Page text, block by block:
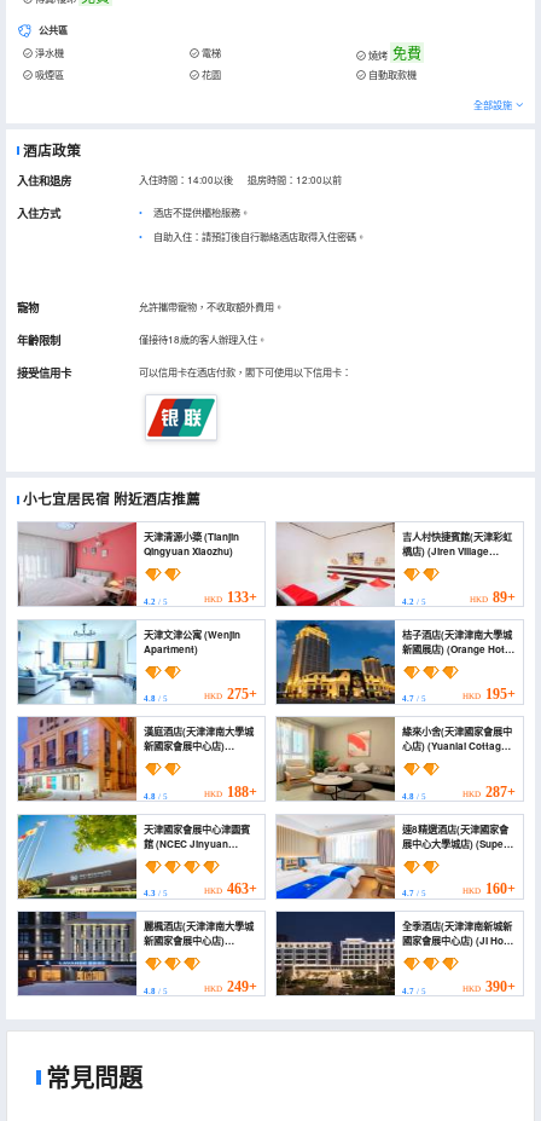
公共區
淨水機 電梯 燒烤 免費
吸煙區 花園 自動取款機
全部設施
酒店政策
入住和退房 入住時間：14:00以後 退房時間：12:00以前
入住方式
酒店不提供櫃枱服務。
自助入住：請預訂後自行聯絡酒店取得入住密碼。
寵物 允許攜帶寵物，不收取額外費用。
年齡限制 僅接待18歲的客人辦理入住。
接受信用卡 可以信用卡在酒店付款，閣下可使用以下信用卡：
小七宜居民宿 附近酒店推薦
天津清源小築 (Tianjin
Qingyuan Xiaozhu)
4.2 / 5 HKD 133+
吉人村快捷賓館(天津彩虹
橋店) (Jiren Village
Hotel（Tianjin Rainbow
Bridge Store）)
4.2/ 5 HKD 89+
天津文津公寓 (Wenjin
Apartment)
4.8 / 5 HKD 275+
桔子酒店(天津津南大學城
新國展店) (Orange Hotel
(Tianjin Jinnan
University Town New
International Exhibition
Store))
4.7/ 5 HKD 195+
漢庭酒店(天津津南大學城
新國家會展中心店)
(HanTing Hotel (Tianjin
Jinnan University Town
Xin Guojia Huizhan
Zhongxin))
4.8 / 5 HKD 188+
緣來小舍(天津國家會展中
心店) (Yuanlai Cottage
(Tianjin National
Convention and
Exhibition Center
Branch))
4.8/ 5 HKD 287+
天津國家會展中心津園賓
館 (NCEC Jinyuan
Hotel)
4.3 / 5 HKD 463+
速8精選酒店(天津國家會
展中心大學城店) (Super 8
Collection Hotel (Tianjin
National Convention
and Exhibition Center
University Town))
4.7/ 5 HKD 160+
麗楓酒店(天津津南大學城
新國家會展中心店)
(Lavande Hotel (Tianjin
Jinnan University Town
New National
Convention and
4.8 / 5 HKD 249+
全季酒店(天津津南新城新
國家會展中心店) (JI Hotel
Jinnan New Town New
National Convention
and Exhibition Center)
4.7/ 5 HKD 390+
常見問題